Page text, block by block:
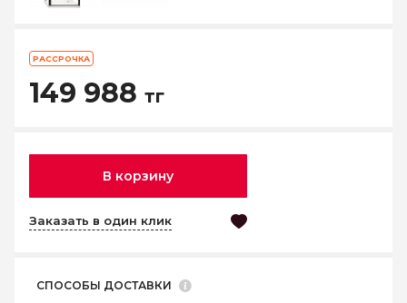
РАССРОЧКА
149 988 тг
В корзину
Заказать в один клик
СПОСОБЫ ДОСТАВКИ